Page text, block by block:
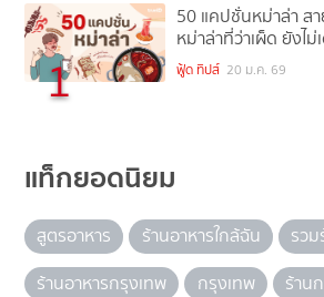
1
50 แคปชั่นหม่าล่า ส
หม่าล่าที่ว่าเผ็ด ยังไม่
ฟู้ด ทิปส์ 20 ม.ค. 69
แท็กยอดนิยม
สูตรอาหาร ร้านอาหารใกล้ฉัน
รวม
ร้านอาหารกรุงเทพ
กรุงเทพ ร้าน